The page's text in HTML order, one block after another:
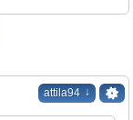
attila94 ↓